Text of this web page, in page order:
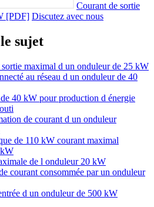
Courant de sortie
[PDF] Discutez avec nous
sujet
maximal d un onduleur de 25 kW
au réseau d un onduleur de 40
40 kW pour production d énergie
de courant d un onduleur
de 110 kW courant maximal
de l onduleur 20 kW
courant consommée par un onduleur
d un onduleur de 500 kW